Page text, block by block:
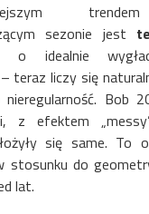
sezonie jest
o idealnie
teraz liczy się
nieregularność. Bob
z efektem
się same. To
stosunku do
lat.